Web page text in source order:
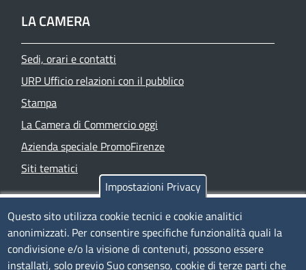
LA CAMERA
Sedi, orari e contatti
URP Ufficio relazioni con il pubblico
Stampa
La Camera di Commercio oggi
Azienda speciale PromoFirenze
Siti tematici
TRASPARENZA
Albo Online
Amministrazione trasparente
Impostazioni Privacy
Questo sito utilizza cookie tecnici e cookie analitici
anonimizzati. Per consentire specifiche funzionalità quali la
condivisione e/o la visione di contenuti, possono essere
installati, solo previo Suo consenso, cookie di terze parti che